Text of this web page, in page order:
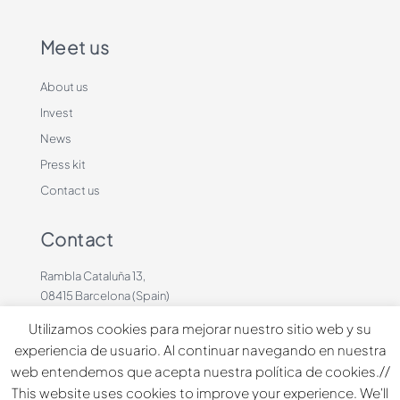
Meet us
About us
Invest
News
Press kit
Contact us
Contact
Rambla Cataluña 13,
08415 Barcelona (Spain)
contacto@dinbeat.com
Copyright © 2026 Dindog Tech all rights reserved.
Utilizamos cookies para mejorar nuestro sitio web y su
experiencia de usuario. Al continuar navegando en nuestra
web entendemos que acepta nuestra política de cookies.//
This website uses cookies to improve your experience. We'll